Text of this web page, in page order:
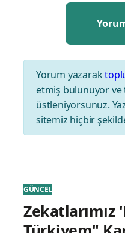
Yorum yazarak
etmiş bulunuyor
üstleniyorsunuz.
sitemiz hiçbir
GÜNCEL
Zekatlarımız